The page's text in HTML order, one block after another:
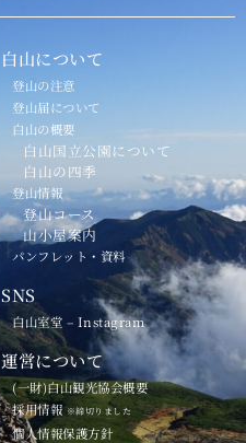
白山について
登山の注意
登山届について
白山の概要
白山国立公園について
白山の四季
登山情報
登山コース
山小屋案内
パンフレット・資料
SNS
白山室堂 – Instagram
運営について
(一財)白山観光協会概要
採用情報※締切りました
個人情報保護方針